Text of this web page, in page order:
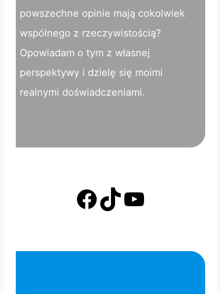
powszechne opinie mają cokolwiek
wspólnego z rzeczywistością?
Opowiadam o tym z własnej
perspektywy i dzielę się moimi
realnymi doświadczeniami.
Facebook
TikTok
YouTube